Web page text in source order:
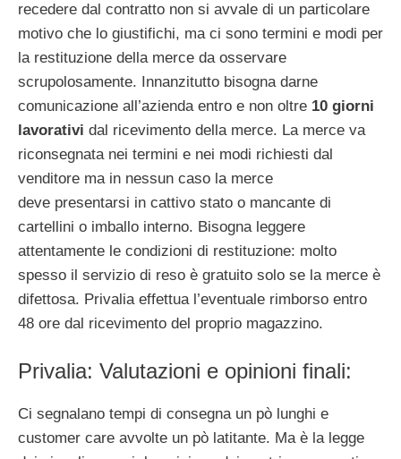
recedere dal contratto non si avvale di un particolare
motivo che lo giustifichi, ma ci sono termini e modi per
la restituzione della merce da osservare
scrupolosamente. Innanzitutto bisogna darne
comunicazione all’azienda entro e non oltre 10 giorni
lavorativi dal ricevimento della merce. La merce va
riconsegnata nei termini e nei modi richiesti dal
venditore ma in nessun caso la merce
deve presentarsi in cattivo stato o mancante di
cartellini o imballo interno. Bisogna leggere
attentamente le condizioni di restituzione: molto
spesso il servizio di reso è gratuito solo se la merce è
difettosa. Privalia effettua l’eventuale rimborso entro
48 ore dal ricevimento del proprio magazzino.
Privalia: Valutazioni e opinioni finali:
Ci segnalano tempi di consegna un pò lunghi e
customer care avvolte un pò latitante. Ma è la legge